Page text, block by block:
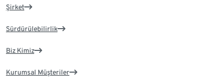
Şirket
Sürdürülebilirlik
Biz Kimiz
Kurumsal Müşteriler